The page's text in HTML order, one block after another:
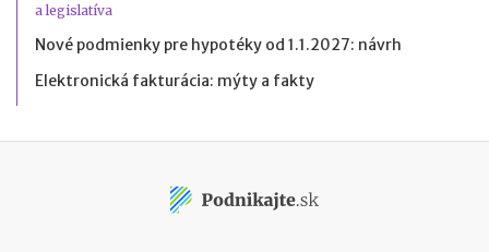
a legislatíva
Nové podmienky pre hypotéky od 1.1.2027: návrh
Elektronická fakturácia: mýty a fakty